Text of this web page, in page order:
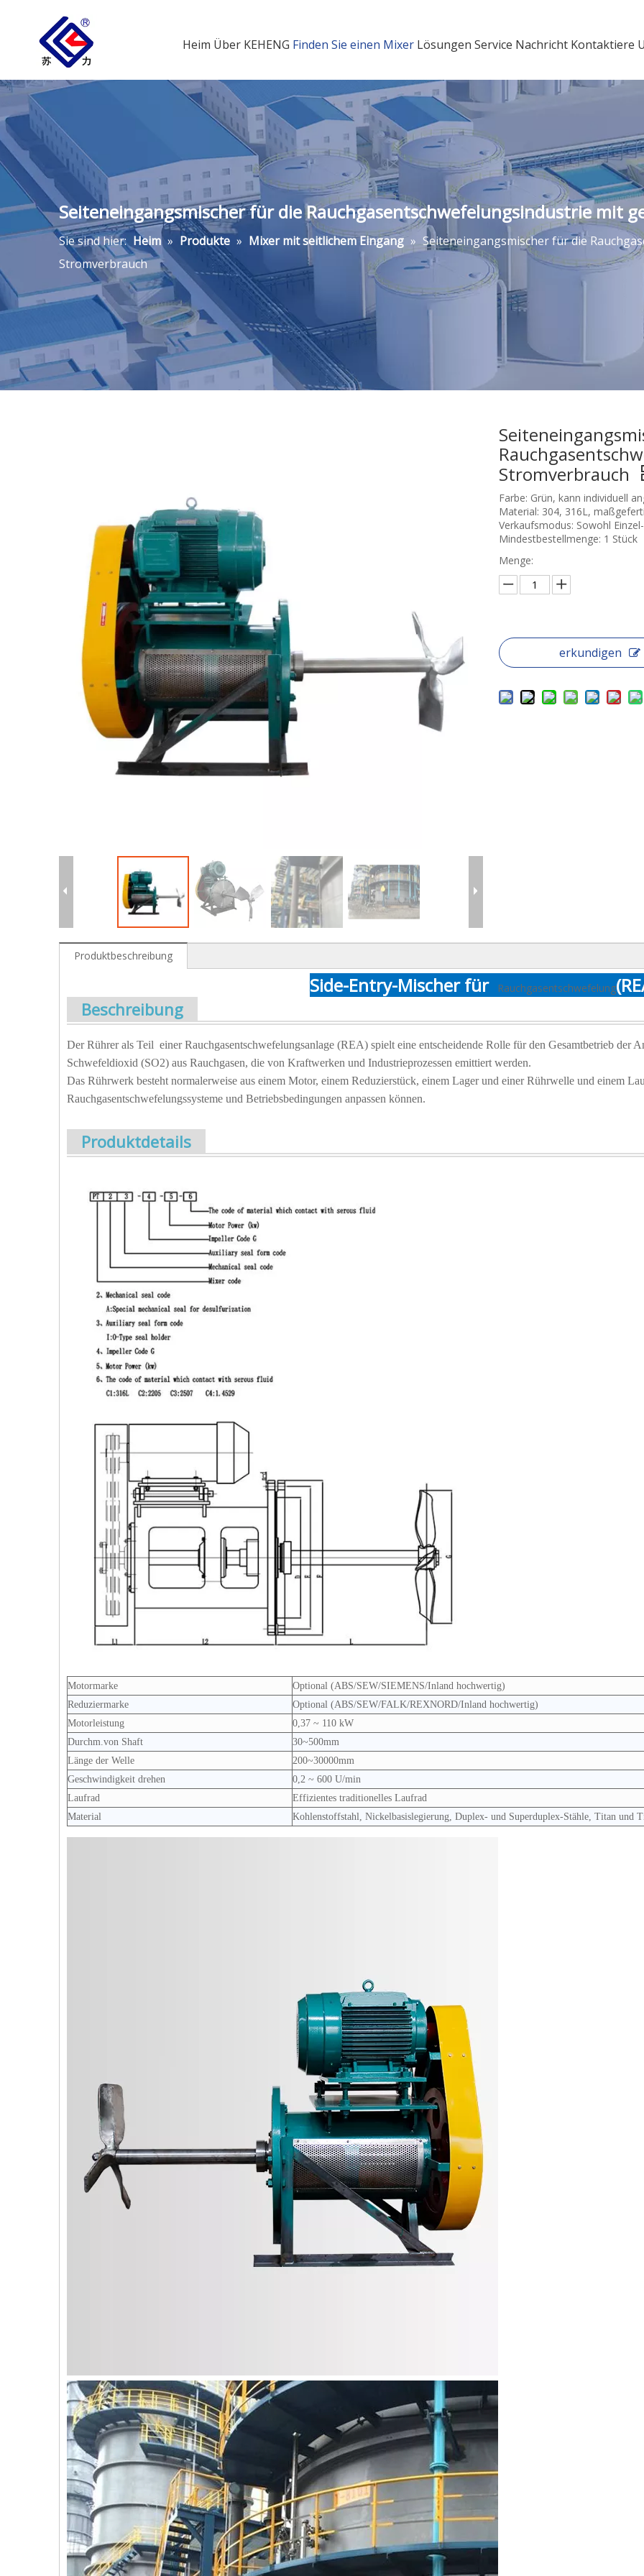
Heim Über KEHENG Finden Sie einen Mixer Lösungen Service Nachricht Kontaktiere
Seiteneingangsmischer für die Rauchgasentschwefelungsindustrie mit
Sie sind hier: Heim » Produkte » Mixer mit seitlichem Eingang » Seiteneingangsmischer für die
Stromverbrauch
Stromverbrauch
Farbe: Grün, kann individuell
Material: 304, 316L,
Verkaufsmodus: Sowohl
Mindestbestellmenge: 1 Stück
Menge:
erkundigen
Produktbeschreibung
Side-Entry-Mischer für Rauchgasentschwefelung
Beschreibung
Der Rührer als Teil einer Rauchgasentschwefelungsanlage (REA) spielt eine entscheidende Rolle für den Gesamtbetrieb der
Schwefeldioxid (SO2) aus Rauchgasen, die von Kraftwerken und Industrieprozessen emittiert werden.
Das Rührwerk besteht normalerweise aus einem Motor, einem Reduzierstück, einem Lager und einer Rührwelle und einem
Rauchgasentschwefelungssysteme und Betriebsbedingungen anpassen können.
Produktdetails
Motormarke
Optional (ABS/SEW/SIEMENS/Inland hochwertig)
Reduziermarke
Optional (ABS/SEW/FALK/REXNORD/Inland hochwertig)
Motorleistung
0,37 ~ 110 kW
Durchm.von Shaft
30~500mm
Länge der Welle
200~30000mm
Geschwindigkeit drehen
0,2 ~ 600 U/min
Laufrad
Effizientes traditionelles Laufrad
Material
Kohlenstoffstahl, Nickelbasislegierung, Duplex- und Superduplex-Stähle, Titan und